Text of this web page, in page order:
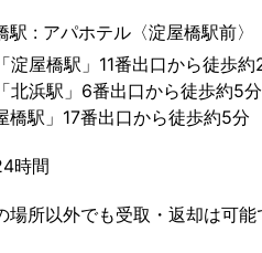
駅 : アパホテル〈淀屋橋駅前〉
淀屋橋駅」11番出口から徒歩約
北浜駅」6番出口から徒歩約5分
橋駅」17番出口から徒歩約5分
時間
場所以外でも受取・返却は可